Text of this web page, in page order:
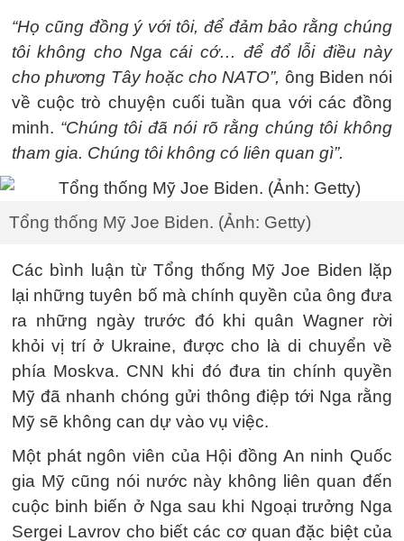
“Họ cũng đồng ý với tôi, để đảm bảo rằng chúng
tôi không cho Nga cái cớ… để đổ lỗi điều này
cho phương Tây hoặc cho NATO”, ông Biden nói
về cuộc trò chuyện cuối tuần qua với các đồng
minh. “Chúng tôi đã nói rõ rằng chúng tôi không
tham gia. Chúng tôi không có liên quan gì”.
Tổng thống Mỹ Joe Biden. (Ảnh: Getty)
Các bình luận từ Tổng thống Mỹ Joe Biden lặp
lại những tuyên bố mà chính quyền của ông đưa
ra những ngày trước đó khi quân Wagner rời
khỏi vị trí ở Ukraine, được cho là di chuyển về
phía Moskva. CNN khi đó đưa tin chính quyền
Mỹ đã nhanh chóng gửi thông điệp tới Nga rằng
Mỹ sẽ không can dự vào vụ việc.
Một phát ngôn viên của Hội đồng An ninh Quốc
gia Mỹ cũng nói nước này không liên quan đến
cuộc binh biến ở Nga sau khi Ngoại trưởng Nga
Sergei Lavrov cho biết các cơ quan đặc biệt của